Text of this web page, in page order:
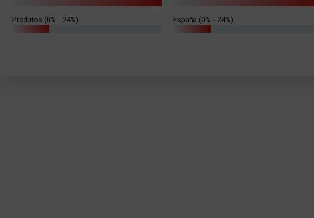
Produtos (0% - 24%) España (0% - 24%)